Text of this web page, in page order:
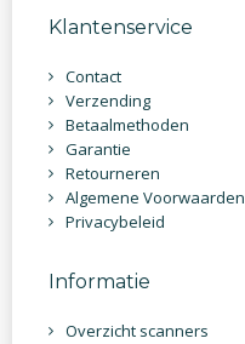
Klantenservice
Contact
Verzending
Betaalmethoden
Garantie
Retourneren
Algemene Voorwaarden
Privacybeleid
Informatie
Overzicht scanners